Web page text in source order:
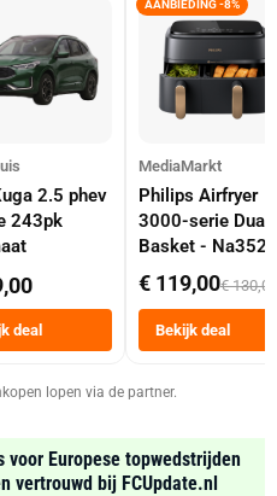
2.5 phev
243pk
deal
AANBIEDING -8%
MediaMarkt
Philips Airfryer
3000-serie Dual
Basket -
Dubbele Mand 9
Tot 6 Personen
Heteluchtfriteuse
Zwart
€ 119,00€ 130,00
Bekijk deal
lopen via de partner.
Europese topwedstrijden
vertrouwd bij FCUpdate.nl